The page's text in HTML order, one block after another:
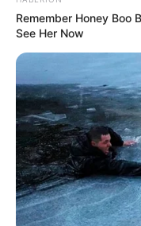
Remember Honey Boo
See Her Now